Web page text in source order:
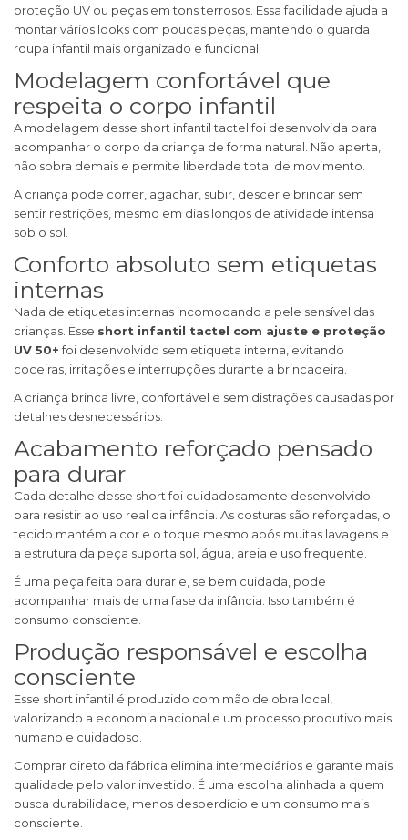
proteção UV ou peças em tons terrosos. Essa facilidade ajuda a
montar vários looks com poucas peças, mantendo o guarda
roupa infantil mais organizado e funcional.
Modelagem confortável que
respeita o corpo infantil
A modelagem desse short infantil tactel foi desenvolvida para
acompanhar o corpo da criança de forma natural. Não aperta,
não sobra demais e permite liberdade total de movimento.
A criança pode correr, agachar, subir, descer e brincar sem
sentir restrições, mesmo em dias longos de atividade intensa
sob o sol.
Conforto absoluto sem etiquetas
internas
Nada de etiquetas internas incomodando a pele sensível das
crianças. Esse short infantil tactel com ajuste e proteção
UV 50+foi desenvolvido sem etiqueta interna, evitando
coceiras, irritações e interrupções durante a brincadeira.
A criança brinca livre, confortável e sem distrações causadas por
detalhes desnecessários.
Acabamento reforçado pensado
para durar
Cada detalhe desse short foi cuidadosamente desenvolvido
para resistir ao uso real da infância. As costuras são reforçadas, o
tecido mantém a cor e o toque mesmo após muitas lavagens e
a estrutura da peça suporta sol, água, areia e uso frequente.
É uma peça feita para durar e, se bem cuidada, pode
acompanhar mais de uma fase da infância. Isso também é
consumo consciente.
Produção responsável e escolha
consciente
Esse short infantil é produzido com mão de obra local,
valorizando a economia nacional e um processo produtivo mais
humano e cuidadoso.
Comprar direto da fábrica elimina intermediários e garante mais
qualidade pelo valor investido. É uma escolha alinhada a quem
busca durabilidade, menos desperdício e um consumo mais
consciente.